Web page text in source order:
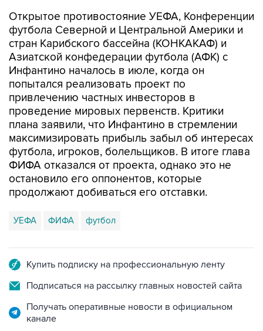
Открытое противостояние УЕФА, Конференции
футбола Северной и Центральной Америки и
стран Карибского бассейна (КОНКАКАФ) и
Азиатской конфедерации футбола (АФК) с
Инфантино началось в июле, когда он
попытался реализовать проект по
привлечению частных инвесторов в
проведение мировых первенств. Критики
плана заявили, что Инфантино в стремлении
максимизировать прибыль забыл об интересах
футбола, игроков, болельщиков. В итоге глава
ФИФА отказался от проекта, однако это не
остановило его оппонентов, которые
продолжают добиваться его отставки.
УЕФА ФИФА футбол
Купить подписку на профессиональную ленту
Подписаться на рассылку главных новостей сайта
Получать оперативные новости в официальном
канале